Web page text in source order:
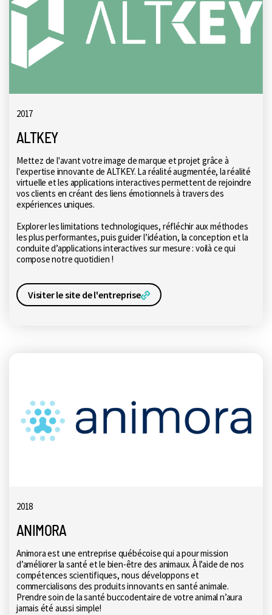
2017
ALTKEY
Mettez de l'avant votre image de marque et projet grâce à
l'expertise innovante de ALTKEY. La réalité augmentée, la réalité
virtuelle et les applications interactives permettent de rejoindre
vos clients en créant des liens émotionnels à travers des
expériences uniques.
Explorer les limitations technologiques, réfléchir aux méthodes
les plus performantes, puis guider l’idéation, la conception et la
conduite d’applications interactives sur mesure : voilà ce qui
compose notre quotidien !
Visiter le site de l'entreprise
2018
ANIMORA
Animora est une entreprise québécoise qui a pour mission
d’améliorer la santé et le bien-être des animaux. À l’aide de nos
compétences scientifiques, nous développons et
commercialisons des produits innovants en santé animale.
Prendre soin de la santé buccodentaire de votre animal n’aura
jamais été aussi simple!